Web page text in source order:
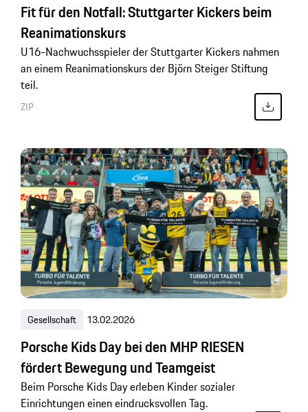
Fit für den Notfall: Stuttgarter Kickers beim
Reanimationskurs
U16-Nachwuchsspieler der Stuttgarter Kickers nahmen
an einem Reanimationskurs der Björn Steiger Stiftung
teil.
ZIP
Gesellschaft 13.02.2026
Porsche Kids Day bei den MHP RIESEN
fördert Bewegung und Teamgeist
Beim Porsche Kids Day erleben Kinder sozialer
Einrichtungen einen eindrucksvollen Tag.